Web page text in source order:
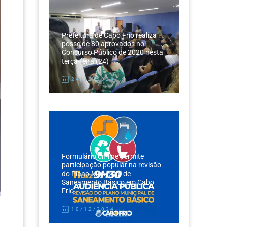
Prefeitura de Cabo Frio realiza
posse de 80 aprovados no
Concurso Público de 2020 nesta
terça-feira (24)
24/12/2024
Formulário on-line permite
participação popular na revisão
do Plano Municipal de
Saneamento Básico em Cabo
Frio
10/12/2024